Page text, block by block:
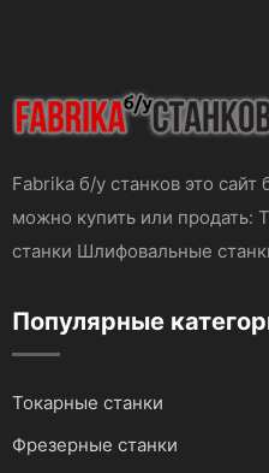
Fabrika б/у станков это
можно купить или продать:
станки Шлифовальные
Популярные
Токарные станки
Фрезерные станки